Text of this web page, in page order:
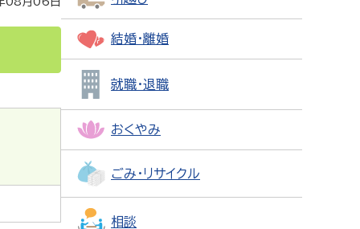
結婚・離婚
就職・退職
おくやみ
ごみ・リサイクル
相談